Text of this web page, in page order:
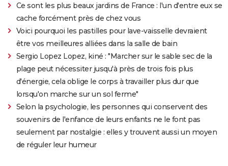
Ce sont les plus beaux jardins de France : l'un d'entre eux se
cache forcément près de chez vous
Voici pourquoi les pastilles pour lave-vaisselle devraient
être vos meilleures alliées dans la salle de bain
Sergio Lopez Lopez, kiné : "Marcher sur le sable sec de la
plage peut nécessiter jusqu'à près de trois fois plus
d'énergie, cela oblige le corps à travailler plus dur que
lorsqu'on marche sur un sol ferme"
Selon la psychologie, les personnes qui conservent des
souvenirs de l'enfance de leurs enfants ne le font pas
seulement par nostalgie : elles y trouvent aussi un moyen
de réguler leur humeur